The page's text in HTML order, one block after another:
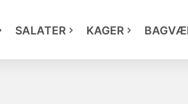
SALATER KAGER